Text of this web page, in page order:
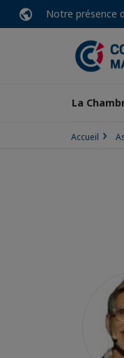
Notre présence
La
Accueil